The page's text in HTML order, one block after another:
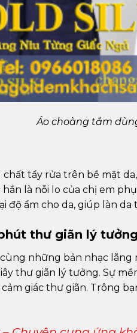
Áo choàng tắm
tẩy rửa trên bề mặt
là nỗi lo của chị em
độ ẩm cho da, giúp làn
thư giãn lý tưởng
những bản nhạc
thư giãn lý tưởng. Sự
giác thư giãn. Trông